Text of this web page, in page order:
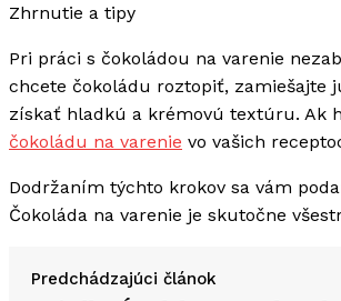
Zhrnutie a tipy
Pri práci s čokoládou na varenie
chcete čokoládu roztopiť, zamiešajte
získať hladkú a krémovú textúru. Ak
čokoládu na varenie vo vašich
Dodržaním týchto krokov sa vám
Čokoláda na varenie je skutočne
Predchádzajúci článok